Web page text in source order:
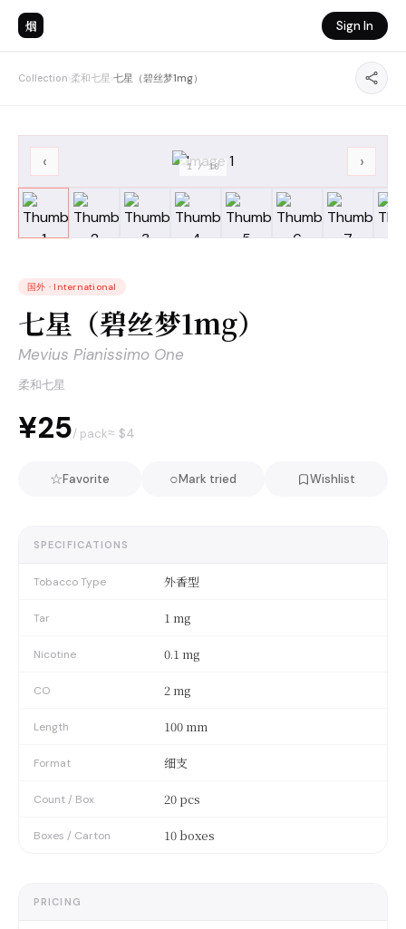
烟 Sign In
Collection›柔和七星›七星（碧丝梦1mg）
‹ ›
1 /10
国外 · International
七星（碧丝梦1mg）
Mevius Pianissimo One
柔和七星
¥25/ pack≈ $4
☆Favorite ○Mark tried Wishlist
SPECIFICATIONS
Tobacco Type 外香型
Tar 1 mg
Nicotine 0.1 mg
CO 2 mg
Length 100 mm
Format 细支
Count / Box 20 pcs
Boxes / Carton 10 boxes
PRICING